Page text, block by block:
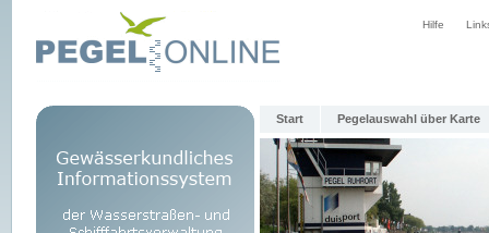
Hilfe
Start Pegelauswahl über Karte